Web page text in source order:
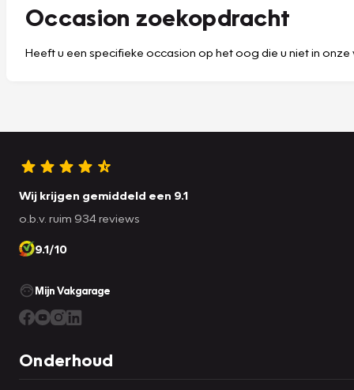
Occasion zoekopdracht
Heeft u een specifieke occasion op het oog die u niet in
Wij krijgen gemiddeld een 9.1
o.b.v. ruim 934 reviews
9.1/10
Mijn Vakgarage
Onderhoud